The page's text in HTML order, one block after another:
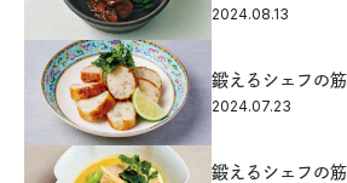
2024.08.13
鍛えるシェフの
2024.07.23
鍛えるシェフの